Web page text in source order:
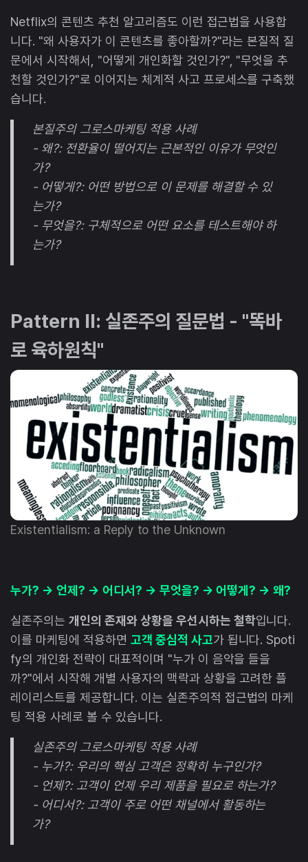
Netflix의 콘텐츠 추천 알고리즘도 이런 접근법을 사용합
니다. "왜 사용자가 이 콘텐츠를 좋아할까?"라는 본질적 질
문에서 시작해서, "어떻게 개인화할 것인가?", "무엇을 추
천할 것인가?"로 이어지는 체계적 사고 프로세스를 구축했
습니다.
본질주의 그로스마케팅 적용 사례
- 왜?: 전환율이 떨어지는 근본적인 이유가 무엇인
가?
- 어떻게?: 어떤 방법으로 이 문제를 해결할 수 있
는가?
- 무엇을?: 구체적으로 어떤 요소를 테스트해야 하
는가?
Pattern II: 실존주의 질문법 - "똑바
로 육하원칙"
Existentialism: a Reply to the Unknown
누가? → 언제? → 어디서? → 무엇을? → 어떻게? → 왜?
실존주의는 개인의 존재와 상황을 우선시하는 철학입니다.
이를 마케팅에 적용하면 고객 중심적 사고가 됩니다. Spoti
fy의 개인화 전략이 대표적이며 "누가 이 음악을 들을
까?"에서 시작해 개별 사용자의 맥락과 상황을 고려한 플
레이리스트를 제공합니다. 이는 실존주의적 접근법의 마케
팅 적용 사례로 볼 수 있습니다.
실존주의 그로스마케팅 적용 사례
- 누가?: 우리의 핵심 고객은 정확히 누구인가?
- 언제?: 고객이 언제 우리 제품을 필요로 하는가?
- 어디서?: 고객이 주로 어떤 채널에서 활동하는
가?